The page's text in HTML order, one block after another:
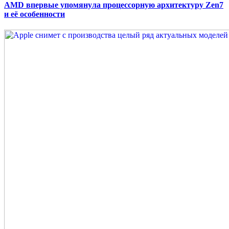
AMD впервые упомянула процессорную архитектуру Zen7
и её особенности